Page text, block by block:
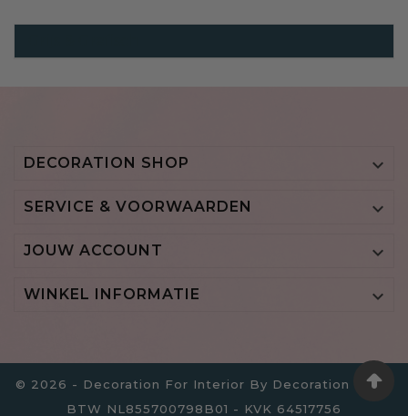
DECORATION SHOP 
SERVICE & VOORWAARDEN 
JOUW ACCOUNT 
WINKEL INFORMATIE 
© 2026 - Decoration For Interior By Decoration B.V. -
BTW NL855700798B01 - KVK 64517756